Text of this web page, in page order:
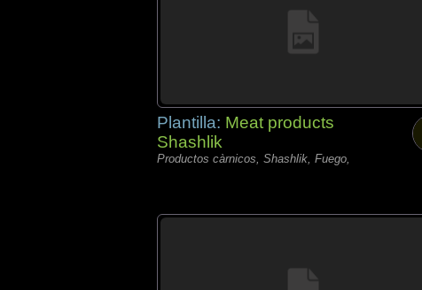
Plantilla: Meat products
Shashlik
Productos càrnicos, Shashlik, Fuego,